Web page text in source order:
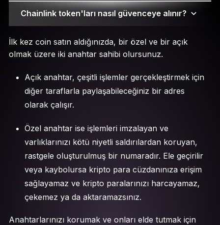
Chainlink token'ları nasıl güvenceye alınır?
İlk kez coin satın aldığınızda, bir özel ve bir açık
olmak üzere iki anahtar sahibi olursunuz.
Açık anahtar, çeşitli işlemler gerçekleştirmek için
diğer taraflarla paylaşabileceğiniz bir adres
olarak çalışır.
Özel anahtar ise işlemleri imzalayan ve
varlıklarınızı kötü niyetli saldırılardan koruyan,
rastgele oluşturulmuş bir numaradır. Ele geçirilir
veya kaybolursa kripto para cüzdanınıza erişim
sağlayamaz ve kripto paralarınızı harcayamaz,
çekemez ya da aktaramazsınız.
Anahtarlarınızı korumak ve onları elde tutmak için